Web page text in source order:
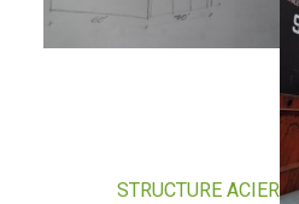
STRUCTURE ACIER